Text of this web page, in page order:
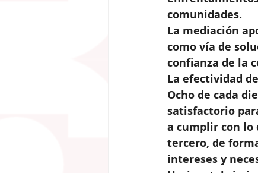
comunidades.
La mediación
como vía de
confianza de la
La efectividad
Ocho de cada
satisfactorio
a cumplir con lo
tercero, de
intereses y